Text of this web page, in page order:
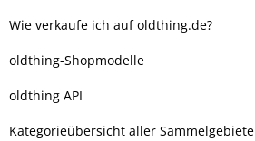
Wie verkaufe ich auf oldthing.de?
oldthing-Shopmodelle
oldthing API
Kategorieübersicht aller Sammelgebiete